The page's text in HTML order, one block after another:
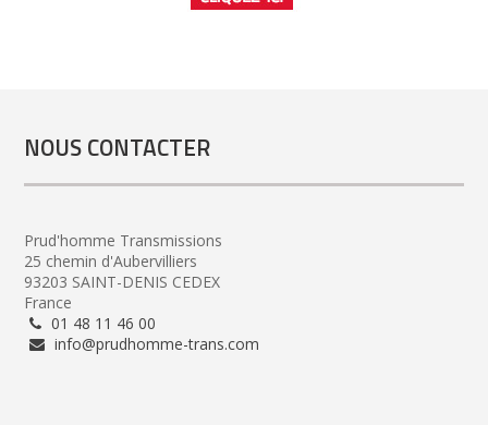
NOUS CONTACTER
Prud'homme Transmissions
25 chemin d'Aubervilliers
93203 SAINT-DENIS CEDEX
France
01 48 11 46 00
info@prudhomme-trans.com